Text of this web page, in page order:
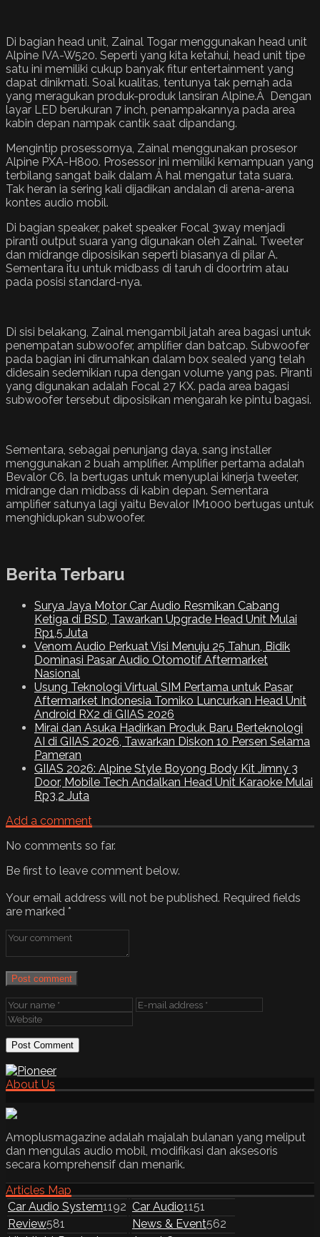
Di bagian head unit, Zainal Togar menggunakan head unit
Alpine IVA-W520. Seperti yang kita ketahui, head unit tipe
satu ini memiliki cukup banyak fitur entertainment yang
dapat dinikmati. Soal kualitas, tentunya tak pernah ada
yang meragukan produk-produk lansiran Alpine.Â Dengan
layar LED berukuran 7 inch, penampakannya pada area
kabin depan nampak cantik saat dipandang.
Mengintip prosessornya, Zainal menggunakan prosesor
Alpine PXA-H800. Prosessor ini memiliki kemampuan yang
terbilang sangat baik dalam Â hal mengatur tata suara.
Tak heran ia sering kali dijadikan andalan di arena-arena
kontes audio mobil.
Di bagian speaker, paket speaker Focal 3way menjadi
piranti output suara yang digunakan oleh Zainal. Tweeter
dan midrange diposisikan seperti biasanya di pilar A.
Sementara itu untuk midbass di taruh di doortrim atau
pada posisi standard-nya.
Di sisi belakang, Zainal mengambil jatah area bagasi untuk
penempatan subwoofer, amplifier dan batcap. Subwoofer
pada bagian ini dirumahkan dalam box sealed yang telah
didesain sedemikian rupa dengan volume yang pas. Piranti
yang digunakan adalah Focal 27 KX. pada area bagasi
subwoofer tersebut diposisikan mengarah ke pintu bagasi.
Sementara, sebagai penunjang daya, sang installer
menggunakan 2 buah amplifier. Amplifier pertama adalah
Bevalor C6. Ia bertugas untuk menyuplai kinerja tweeter,
midrange dan midbass di kabin depan. Sementara
amplifier satunya lagi yaitu Bevalor IM1000 bertugas untuk
menghidupkan subwoofer.
Berita Terbaru
Surya Jaya Motor Car Audio Resmikan Cabang
Ketiga di BSD, Tawarkan Upgrade Head Unit Mulai
Rp1,5 Juta
Venom Audio Perkuat Visi Menuju 25 Tahun, Bidik
Dominasi Pasar Audio Otomotif Aftermarket
Nasional
Usung Teknologi Virtual SIM Pertama untuk Pasar
Aftermarket Indonesia Tomiko Luncurkan Head Unit
Android RX2 di GIIAS 2026
Mirai dan Asuka Hadirkan Produk Baru Berteknologi
AI di GIIAS 2026, Tawarkan Diskon 10 Persen Selama
Pameran
GIIAS 2026: Alpine Style Boyong Body Kit Jimny 3
Door, Mobile Tech Andalkan Head Unit Karaoke Mulai
Rp3,2 Juta
Add a comment
No comments so far.
Be first to leave comment below.
Your email address will not be published. Required fields
are marked *
Post comment
About Us
Amoplusmagazine adalah majalah bulanan yang meliput
dan mengulas audio mobil, modifikasi dan aksesoris
secara komprehensif dan menarik.
Articles Map
Car Audio System1192 Car Audio1151
Review581 News & Event562